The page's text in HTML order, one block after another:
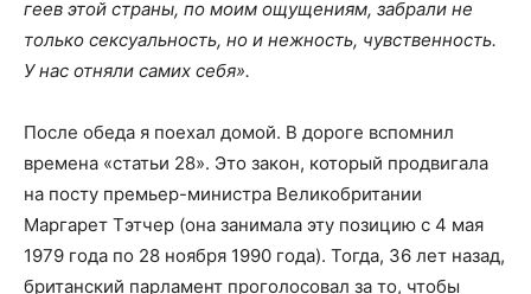
геев этой страны, по моим ощущениям, забрали не
только сексуальность, но и нежность, чувственность.
У нас отняли самих себя».
После обеда я поехал домой. В дороге вспомнил
времена «статьи 28». Это закон, который продвигала
на посту премьер-министра Великобритании
Маргарет Тэтчер (она занимала эту позицию с 4 мая
1979 года по 28 ноября 1990 года). Тогда, 36 лет назад,
британский парламент проголосовал за то, чтобы